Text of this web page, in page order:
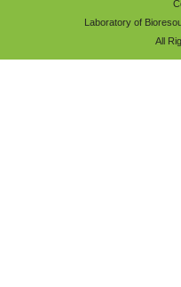
Laboratory of
All